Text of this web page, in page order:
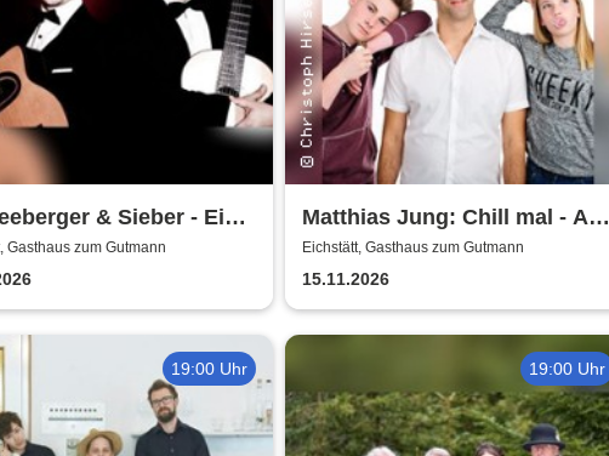
& Sieber - Eine
in die Welt der
Gasthaus zum Gutmann
Matthias Jung: Chill mal - Am
Ende der Geduld ist noch viel
Pubertät übrig!
Eichstätt, Gasthaus zum Gutmann
15.11.2026
19:00 Uhr 19:00 Uhr